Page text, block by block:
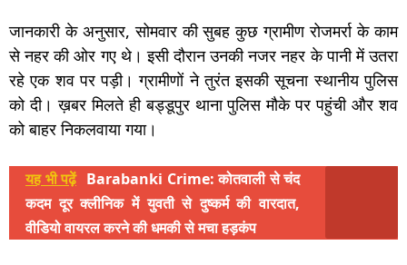
जानकारी के अनुसार, सोमवार की सुबह कुछ ग्रामीण रोजमर्रा के काम
से नहर की ओर गए थे। इसी दौरान उनकी नजर नहर के पानी में उतरा
रहे एक शव पर पड़ी। ग्रामीणों ने तुरंत इसकी सूचना स्थानीय पुलिस
को दी। ख़बर मिलते ही बड्डूपुर थाना पुलिस मौके पर पहुंची और शव
को बाहर निकलवाया गया।
यह भी पढ़ें Barabanki Crime: कोतवाली से चंद
कदम दूर क्लीनिक में युवती से दुष्कर्म की वारदात,
वीडियो वायरल करने की धमकी से मचा हड़कंप